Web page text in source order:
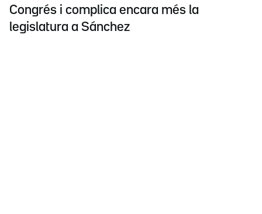
Congrés i complica encara més la
legislatura a Sánchez